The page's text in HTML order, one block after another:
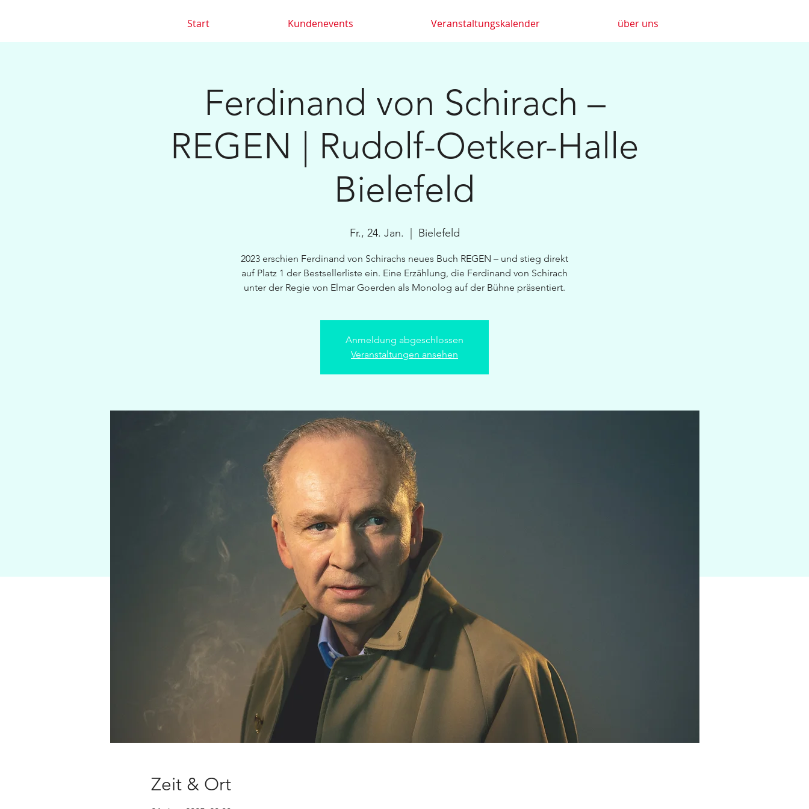
Start Kundenevents Veranstaltungskalender über uns
Ferdinand von Schirach –
REGEN | Rudolf-Oetker-Halle
Bielefeld
Fr., 24. Jan. Bielefeld
2023 erschien Ferdinand von Schirachs neues Buch REGEN – und stieg direkt
auf Platz 1 der Bestsellerliste ein. Eine Erzählung, die Ferdinand von Schirach
unter der Regie von Elmar Goerden als Monolog auf der Bühne präsentiert.
Anmeldung abgeschlossen
Veranstaltungen ansehen
Zeit & Ort